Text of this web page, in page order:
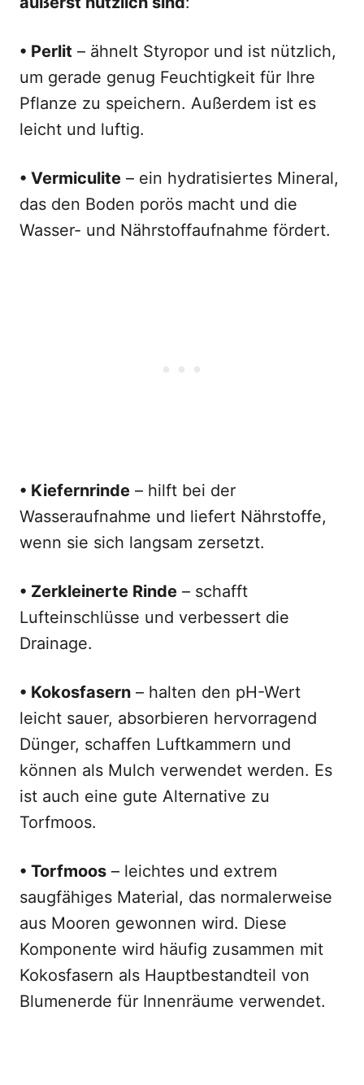
• Perlit – ähnelt Styropor und ist nützlich,
um gerade genug Feuchtigkeit für Ihre
Pflanze zu speichern. Außerdem ist es
leicht und luftig.
• Vermiculite – ein hydratisiertes Mineral,
das den Boden porös macht und die
Wasser- und Nährstoffaufnahme fördert.
• Kiefernrinde – hilft bei der
Wasseraufnahme und liefert Nährstoffe,
wenn sie sich langsam zersetzt.
• Zerkleinerte Rinde – schafft
Lufteinschlüsse und verbessert die
Drainage.
• Kokosfasern – halten den pH-Wert
leicht sauer, absorbieren hervorragend
Dünger, schaffen Luftkammern und
können als Mulch verwendet werden. Es
ist auch eine gute Alternative zu
Torfmoos.
• Torfmoos – leichtes und extrem
saugfähiges Material, das normalerweise
aus Mooren gewonnen wird. Diese
Komponente wird häufig zusammen mit
Kokosfasern als Hauptbestandteil von
Blumenerde für Innenräume verwendet.